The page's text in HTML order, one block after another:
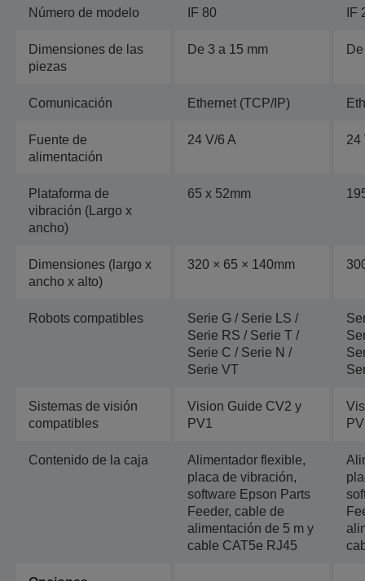
Número de modelo IF 80 IF
Dimensiones de las
piezas
De 3 a 15 mm
Comunicación Ethernet (TCP/IP)
Fuente de
alimentación
24 V/6 A 24
Plataforma de
vibración (Largo x
ancho)
65 x 52mm
Dimensiones (largo x
ancho x alto)
320 × 65 × 140mm
Robots compatibles
Serie G / Serie LS /
Serie RS / Serie T /
Serie C / Serie N /
Serie VT
Sistemas de visión
compatibles
Vision Guide CV2 y
PV1
Contenido de la caja
Alimentador flexible,
placa de vibración,
software Epson Parts
Feeder, cable de
alimentación de 5 m y
cable CAT5e RJ45